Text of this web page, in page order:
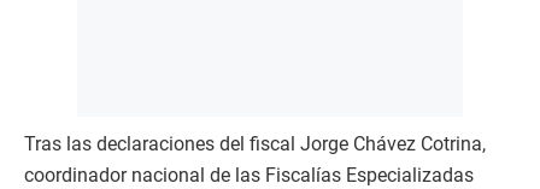
Tras las declaraciones del fiscal Jorge Chávez Cotrina,
coordinador nacional de las Fiscalías Especializadas